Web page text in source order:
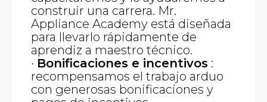
construir una carrera. Mr.
Appliance Academy está diseñada
para llevarlo rápidamente de
aprendiz a maestro técnico.
· Bonificaciones e incentivos :
recompensamos el trabajo arduo
con generosas bonificaciones y